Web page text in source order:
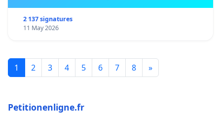
2 137 signatures
11 May 2026
1 2 3 4 5 6 7 8 »
Petitionenligne.fr